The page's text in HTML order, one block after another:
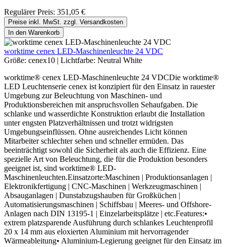
Regulärer Preis: 351,05 €
Preise inkl. MwSt. zzgl. Versandkosten
In den Warenkorb
worktime cenex LED-Maschinenleuchte 24 VDC
Größe: cenex10 | Lichtfarbe: Neutral White
worktime® cenex LED-Maschinenleuchte 24 VDCDie worktime®
LED Leuchtenserie cenex ist konzipiert für den Einsatz in rauester
Umgebung zur Beleuchtung von Maschinen- und
Produktionsbereichen mit anspruchsvollen Sehaufgaben. Die
schlanke und wasserdichte Konstruktion erlaubt die Installation
unter engsten Platzverhältnissen und trotzt widrigsten
Umgebungseinflüssen. Ohne ausreichendes Licht können
Mitarbeiter schlechter sehen und schneller ermüden. Das
beeinträchtigt sowohl die Sicherheit als auch die Effizienz. Eine
spezielle Art von Beleuchtung, die für die Produktion besonders
geeignet ist, sind worktime® LED-
Maschinenleuchten.Einsatzorte:Maschinen | Produktionsanlagen |
Elektronikfertigung | CNC-Maschinen | Werkzeugmaschinen |
Absauganlagen | Dunstabzugshauben für Großküchen |
Automatisierungsmaschinen | Schiffsbau | Meeres- und Offshore-
Anlagen nach DIN 13195-1 | Einzelarbeitsplätze | etc.Features:•
extrem platzsparende Ausführung durch schlankes Leuchtenprofil
20 x 14 mm aus eloxierten Aluminium mit hervorragender
Wärmeableitung• Aluminium-Legierung geeignet für den Einsatz im